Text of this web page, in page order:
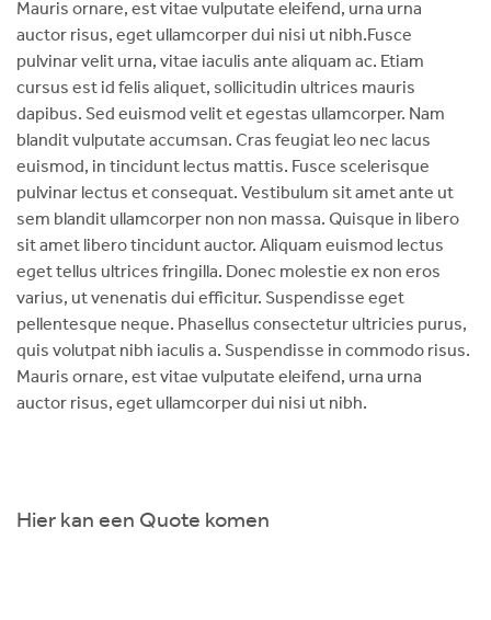
Mauris ornare, est vitae vulputate eleifend, urna urna
auctor risus, eget ullamcorper dui nisi ut nibh.Fusce
pulvinar velit urna, vitae iaculis ante aliquam ac. Etiam
cursus est id felis aliquet, sollicitudin ultrices mauris
dapibus. Sed euismod velit et egestas ullamcorper. Nam
blandit vulputate accumsan. Cras feugiat leo nec lacus
euismod, in tincidunt lectus mattis. Fusce scelerisque
pulvinar lectus et consequat. Vestibulum sit amet ante ut
sem blandit ullamcorper non non massa. Quisque in libero
sit amet libero tincidunt auctor. Aliquam euismod lectus
eget tellus ultrices fringilla. Donec molestie ex non eros
varius, ut venenatis dui efficitur. Suspendisse eget
pellentesque neque. Phasellus consectetur ultricies purus,
quis volutpat nibh iaculis a. Suspendisse in commodo risus.
Mauris ornare, est vitae vulputate eleifend, urna urna
auctor risus, eget ullamcorper dui nisi ut nibh.
Hier kan een Quote komen